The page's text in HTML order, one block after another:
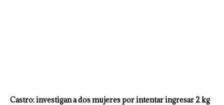
Castro: investigan a dos mujeres por intentar ingresar 2 kg